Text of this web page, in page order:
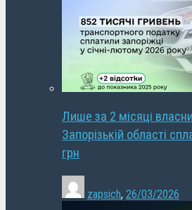
Лише за 2 місяці
Запорізькій області
грн
zapsich, 26/03/2026